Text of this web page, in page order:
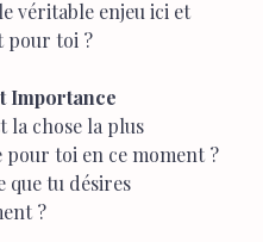
véritable enjeu ici et
pour toi ?
Importance
la chose la plus
toi en ce moment ?
que tu désires
?